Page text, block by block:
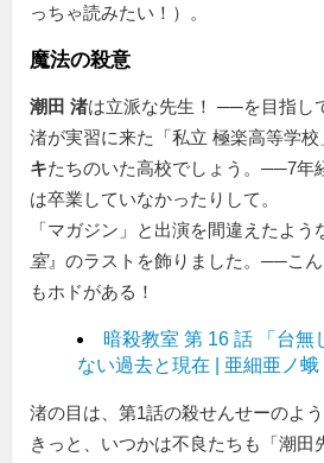
っちゃ読みたい！）。
魔法の殺意
潮田 渚は立派な先生！ ──を目指し
渚が実習に来た
私立 極楽高等学校
キたちのいた高校でしょう。──7年
は卒業していなかったりして。
「マガジン」と出演を間違えたよう
室』のラストを飾りました。──こ
もホドがある！
暗殺教室 第 16 話 「台無
ない過去と現在 | 亜細亜ノ蛾
渚の目は、第1話の殺せんせーのよう
きっと、いつかは不良たちも「潮田